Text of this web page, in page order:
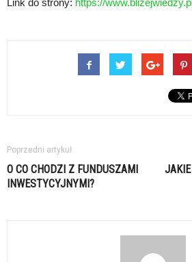
Link do strony: https://
Poprzedni artykuł
O CO CHODZI Z FUNDUSZAMI
INWESTYCYJNYMI?